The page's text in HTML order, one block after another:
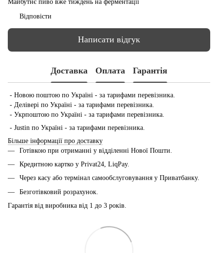
Майбутнє пиво вже тиждень на ферментації
Відповісти
Написати відгук
Доставка Оплата Гарантія
- Новою поштою по Україні - за тарифами перевізника.
- Делівері по Україні - за тарифами перевізника.
- Укрпоштою по Україні - за тарифами перевізника.
- Justin по Україні - за тарифами перевізника.
Більше інформації про доставку
Готівкою при отриманні у відділенні Нової Пошти.
Кредитною картко у Privat24, LiqPay.
Через касу або термінал самообслуговування у Приватбанку.
Безготівковий розрахунок.
Гарантія від виробника від 1 до 3 років.